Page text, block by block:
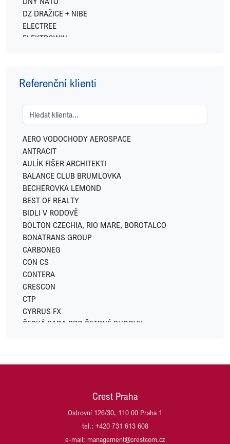
DZ DRAŽICE + NIBE
ELECTREE
ELEKTROWIN
FIDELITY INTERNATIONAL
FUTTEC
GEMO
GEOSAN DEVELOPMENT
GREENBUDDIES
HOME CREDIT
HSF SYSTEM
HUISMAN
IKONIX
IN CATERING
INVESCO
JC-Metal
LEKVI DEVELOPMENT
LINKCITY
LOGICOR
LOXONE
LUXENT
LYNX
METLIFE
PASSERINVEST GROUP
PLZEŇSKÝ PRAZDROJ, PIVOVAR RADEGAST
Referenční klienti
AERO VODOCHODY AEROSPACE
ANTRACIT
AULÍK FIŠER ARCHITEKTI
BALANCE CLUB BRUMLOVKA
BECHEROVKA LEMOND
BEST OF REALTY
BIDLI V RODOVĚ
BOLTON CZECHIA, RIO MARE, BOROTALCO
BONATRANS GROUP
CARBONEG
CON CS
CONTERA
CRESCON
CTP
CYRRUS FX
ČESKÁ RADA PRO ŠETRNÉ BUDOVY
Crest Praha
Ostrovní 126/30, 110 00 Praha 1
tel.: +420 731 613 608
e-mail: management@crestcom.cz